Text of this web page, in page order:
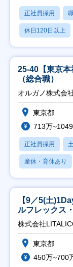
正社員採用
休日120日以上
25-40【東京
（総合職）
オルガノ株式会
東京都
713万
正社員採用
産休・育休あり
【9／5(土
ルフレックス
株式会社
東京都
450万~700